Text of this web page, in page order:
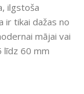
ilgstoša
ir tikai dažas no
mājai vai
līdz 60 mm